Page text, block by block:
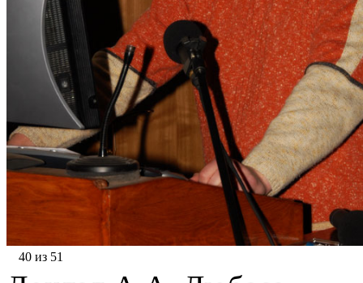
40 из 51